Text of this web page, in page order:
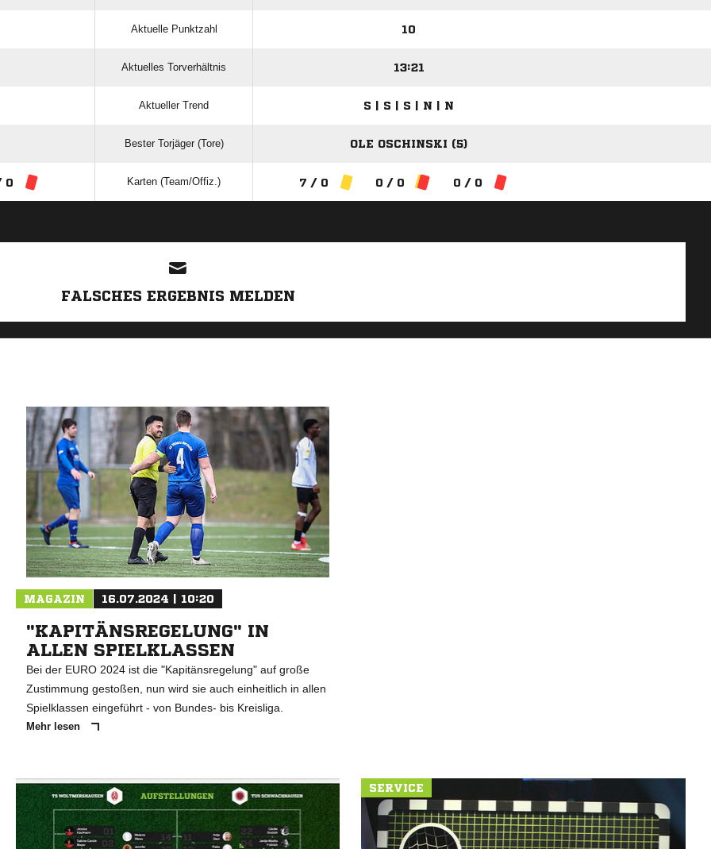
Aktuelle Punktzahl 10
Aktuelles Torverhältnis 13:21
Aktueller Trend S | S | S | N | N
Bester Torjäger (Tore) OLE OSCHINSKI (5)
0 Karten (Team/Offiz.) 7 / 0 0 / 0 0 / 0
FALSCHES ERGEBNIS MELDEN
MAGAZIN 16.07.2024 | 10:20
"KAPITÄNSREGELUNG" IN
ALLEN SPIELKLASSEN
Bei der EURO 2024 ist die "Kapitänsregelung" auf große
Zustimmung gestoßen, nun wird sie auch einheitlich in allen
Spielklassen eingeführt - von Bundes- bis Kreisliga.
Mehr lesen
SERVICE